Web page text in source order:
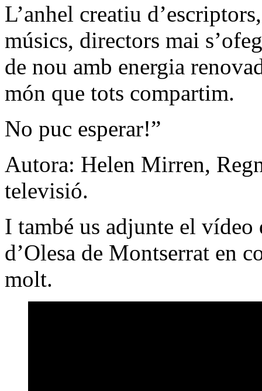
L’anhel creatiu
músics, directors mai
de nou amb energia
món que tots compartim.
No puc esperar!”
Autora: Helen Mirren,
televisió.
I també us adjunte el
d’Olesa de Montserrat en
molt.